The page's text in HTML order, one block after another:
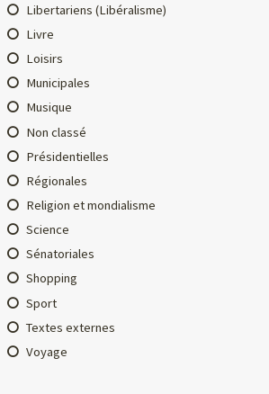
Libertariens (Libéralisme)
Livre
Loisirs
Municipales
Musique
Non classé
Présidentielles
Régionales
Religion et mondialisme
Science
Sénatoriales
Shopping
Sport
Textes externes
Voyage